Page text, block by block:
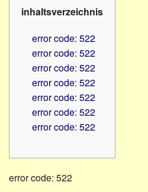
Hilfsmittel
-
PC
Lehrer
Verbände
inhaltsverzeichnis
error code: 522
error code: 522
error code: 522
error code: 522
error code: 522
error code: 522
error code: 522
error code: 522